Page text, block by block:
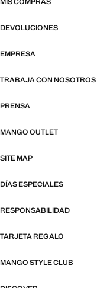
DEVOLUCIONES
EMPRESA
TRABAJA CON NOSOTROS
PRENSA
MANGO OUTLET
SITE MAP
DÍAS ESPECIALES
RESPONSABILIDAD
TARJETA REGALO
MANGO STYLE CLUB